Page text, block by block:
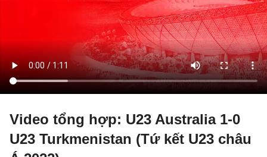
Video tổng hợp: U23 Australia 1-0
U23 Turkmenistan (Tứ kết U23 châu